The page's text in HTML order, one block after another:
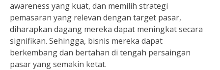
awareness yang kuat, dan memilih strategi
pemasaran yang relevan dengan target pasar,
diharapkan dagang mereka dapat meningkat secara
signifikan. Sehingga, bisnis mereka dapat
berkembang dan bertahan di tengah persaingan
pasar yang semakin ketat.